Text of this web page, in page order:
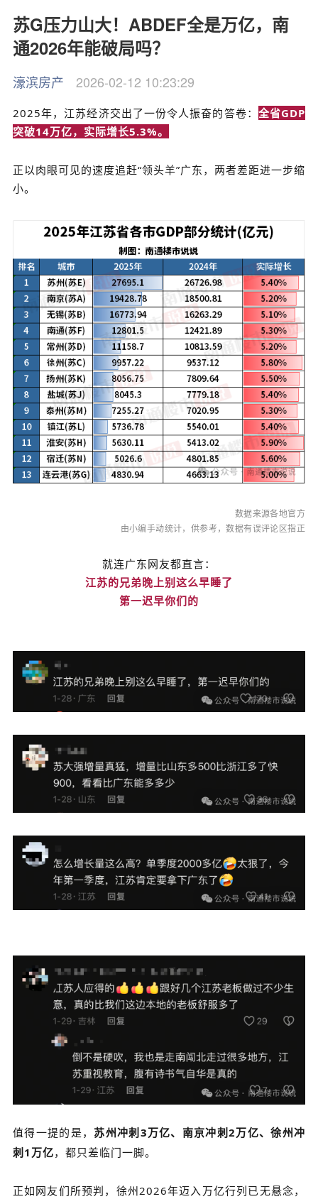
苏G压力山大！ABDEF全是万亿，南
通2026年能破局吗？
濠滨房产 2026-02-12 10:23:29
2025年，江苏经济交出了一份令人振奋的答卷： 全省GDP
突破14万亿，实际增长5.3%。
正以肉眼可见的速度追赶“领头羊”广东，两者差距进一步缩
小。
数据来源各地官方
由小编手动统计，供参考，数据有误评论区指正
就连广东网友都直言：
江苏的兄弟晚上别这么早睡了
第一迟早你们的
值得一提的是， 苏州冲刺 3万亿、南京冲刺2万亿、徐州冲
刺 1 万亿，都只差临门一脚。
正如网友们所预判，徐州2026年迈入万亿行列已无悬念，